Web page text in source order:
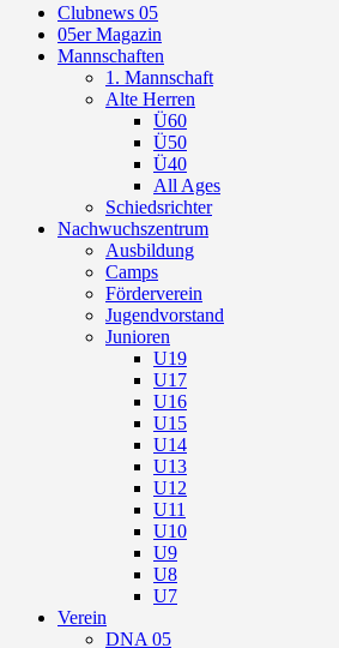
Clubnews 05
05er Magazin
Mannschaften
1. Mannschaft
Alte Herren
Ü60
Ü50
Ü40
All Ages
Schiedsrichter
Nachwuchszentrum
Ausbildung
Camps
Förderverein
Jugendvorstand
Junioren
U19
U17
U16
U15
U14
U13
U12
U11
U10
U9
U8
U7
Verein
DNA 05